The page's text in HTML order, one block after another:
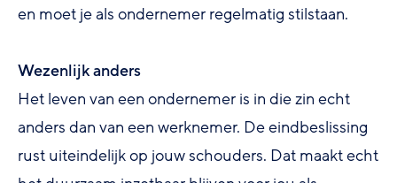
en moet je als ondernemer regelmatig stilstaan.
Wezenlijk anders
Het leven van een ondernemer is in die zin echt
anders dan van een werknemer. De eindbeslissing
rust uiteindelijk op jouw schouders. Dat maakt echt